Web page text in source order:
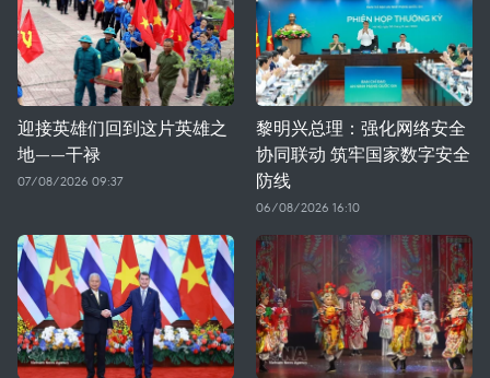
迎接英雄们回到这片英雄之
地——干禄
07/08/2026 09:37
黎明兴总理：强化网络安全
协同联动 筑牢国家数字安全
防线
06/08/2026 16:10